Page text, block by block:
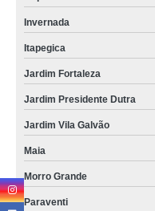
Invernada
Itapegica
Jardim Fortaleza
Jardim Presidente Dutra
Jardim Vila Galvão
Maia
Morro Grande
Paraventi